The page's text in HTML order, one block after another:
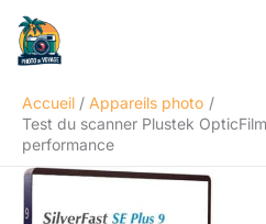
Aller
contenu
Accueil
Appareils photo
Test du scanner Plustek
performance
R
e
h
r
c